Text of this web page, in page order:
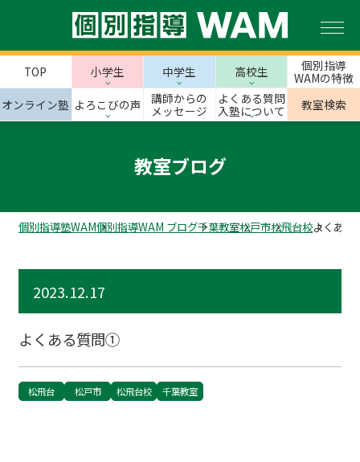
TOP 小学生 中学生 高校生
個別指導
WAMの特徴
オンライン塾 よろこびの声
講師からの
メッセージ
よくある質問
入塾について
教室検索
教室ブログ
個別指導塾WAM個別指導WAM ブログ千葉教室松戸市松飛台校よくあ
2023.12.17
よくある質問①
松飛台 松戸市 松飛台校 千葉教室